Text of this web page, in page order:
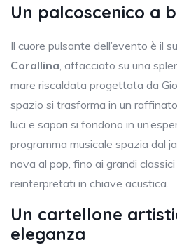
Un palcoscenico a
Il cuore pulsante dell’evento è il
Corallina , affacciato su una
mare riscaldata progettata da
spazio si trasforma in un
luci e sapori si fondono in
programma musicale spazia dal
nova al pop, fino ai grandi
reinterpretati in chiave acustica.
Un cartellone
eleganza